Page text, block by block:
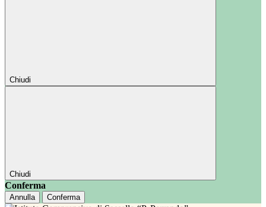
Chiudi
Chiudi
Conferma
Annulla Conferma